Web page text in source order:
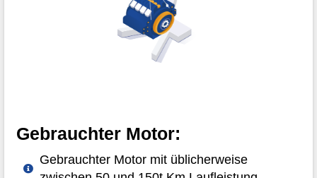
Gebrauchter Motor:
Gebrauchter Motor mit üblicherweise